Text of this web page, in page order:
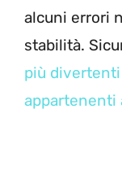
alcuni errori
stabilità.
più
appartenenti